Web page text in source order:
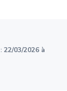
22/03/2026 à